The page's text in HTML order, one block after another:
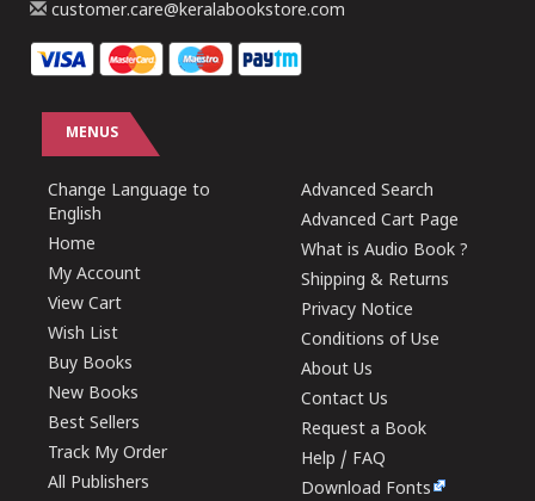
customer.care@keralabookstore.com
MENUS
Change Language to
English
Home
My Account
View Cart
Wish List
Buy Books
New Books
Best Sellers
Track My Order
All Publishers
Advanced Search
Advanced Cart Page
What is Audio Book ?
Shipping & Returns
Privacy Notice
Conditions of Use
About Us
Contact Us
Request a Book
Help / FAQ
Download Fonts